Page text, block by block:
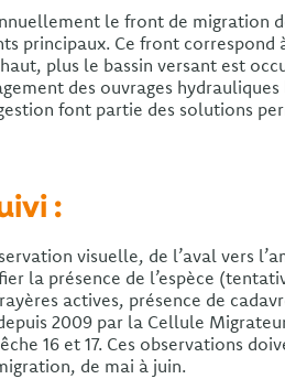
le front de migration
principaux. Ce front correspond
plus le bassin versant est
des ouvrages
font partie des solutions
:
visuelle, de l’aval vers
la présence de l’espèce
actives, présence de
2009 par la Cellule
16 et 17. Ces observations
de mai à juin.